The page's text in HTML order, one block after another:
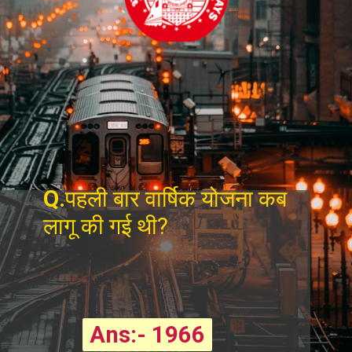
Q.पहली बार वार्षिक योजना कब
लागू की गई थी?
Ans:- 1966
Ans:- 1966